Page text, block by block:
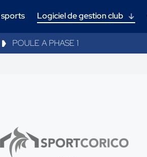
Logiciel de gestion club
POULE A PHASE 1